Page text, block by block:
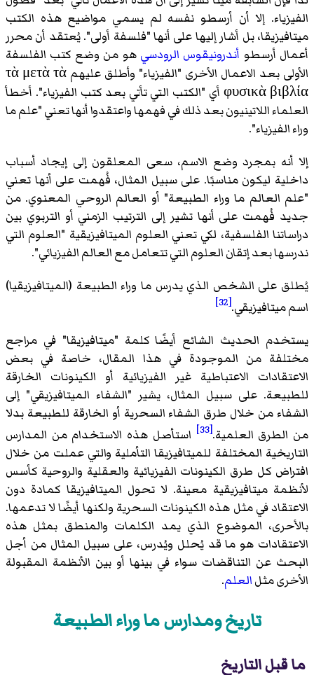
الفيزياء. إلا أن أرسطو نفسه لم يسمي مواضيع هذه الكتب
ميتافيزيقا، بل أشار إليها على أنها "فلسفة أولى". يُعتقد أن محرر
أعمال أرسطو أندرونيقوس الرودسي هو من وضع كتب الفلسفة
الأولى بعد الاعمال الأخرى "الفيزياء" وأطلق عليهم τὰ μετὰ τὰ
φυσικὰ βιβλία أي "الكتب التي تأتي بعد كتب الفيزياء". أخطأ
العلماء اللاتينيون بعد ذلك في فهمها واعتقدوا أنها تعني "علم ما
وراء الفيزياء".
إلا أنه بمجرد وضع الاسم، سعى المعلقون إلى إيجاد أسباب
داخلية ليكون مناسبًا. على سبيل المثال، فُهمت على أنها تعني
"علم العالم ما وراء الطبيعة" أو العالم الروحي المعنوي. من
جديد فُهمت على أنها تشير إلى الترتيب الزمني أو التربوي بين
دراساتنا الفلسفية، لكي تعني العلوم الميتافيزيقية "العلوم التي
ندرسها بعد إتقان العلوم التي تتعامل مع العالم الفيزيائي".
يُطلق على الشخص الذي يدرس ما وراء الطبيعة (الميتافيزيقيا)
اسم ميتافيزيقي.[32]
يستخدم الحديث الشائع أيضًا كلمة "ميتافيزيقا" في مراجع
مختلفة من الموجودة في هذا المقال، خاصة في بعض
الاعتقادات الاعتباطية غير الفيزيائية أو الكينونات الخارقة
للطبيعة. على سبيل المثال، يشير "الشفاء الميتافيزيقي" إلى
الشفاء من خلال طرق الشفاء السحرية أو الخارقة للطبيعة بدلا
من الطرق العلمية.[33]
استأصل هذه الاستخدام من المدارس
التاريخية المختلفة للميتافيزيقا التأملية والتي عملت من خلال
افتراض كل طرق الكينونات الفيزيائية والعقلية والروحية كأسس
لأنظمة ميتافيزيقية معينة. لا تحول الميتافيزيقا كمادة دون
الاعتقاد في مثل هذه الكينونات السحرية ولكنها أيضًا لا تدعمها.
بالأحرى، الموضوع الذي يمد الكلمات والمنطق بمثل هذه
الاعتقادات هو ما قد يُحلل ويُدرس، على سبيل المثال من أجل
البحث عن التناقضات سواء في بينها أو بين الأنظمة المقبولة
الأخرى مثلالعلم.
تاريخ ومدارس ما وراء الطبيعة
ما قبل التاريخ